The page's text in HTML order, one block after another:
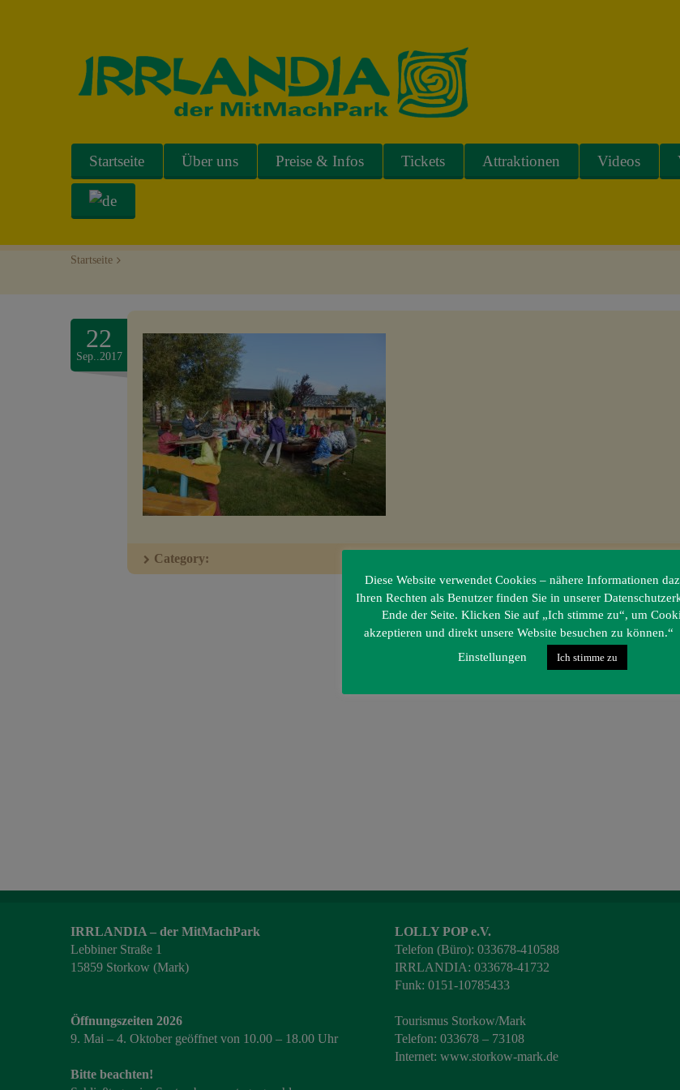
Startseite Über uns Preise & Infos Tickets Attraktionen Videos
Startseite >
22
Sep..2017
Category:
IRRLANDIA – der MitMachPark
Lebbiner Straße 1
15859 Storkow (Mark)
Öffnungszeiten 2026
9. Mai – 4. Oktober geöffnet von 10.00 – 18.00 Uhr
Bitte beachten!
LOLLY POP e.V.
Telefon (Büro): 033678-410588
IRRLANDIA: 033678-41732
Funk: 0151-10785433
Tourismus Storkow/Mark
Telefon: 033678 – 73108
Internet: www.storkow-mark.de
Diese Website verwendet Cookies – nähere Informationen
Ihren Rechten als Benutzer finden Sie in unserer
Ende der Seite. Klicken Sie auf „Ich stimme zu“, um
akzeptieren und direkt unsere Website besuchen zu können.“
Einstellungen
Ich stimme zu